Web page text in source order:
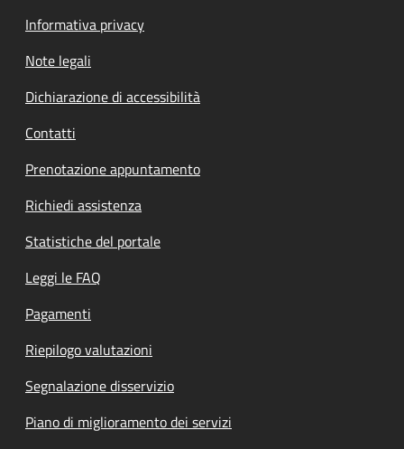
Informativa privacy
Note legali
Dichiarazione di accessibilità
Contatti
Prenotazione appuntamento
Richiedi assistenza
Statistiche del portale
Leggi le FAQ
Pagamenti
Riepilogo valutazioni
Segnalazione disservizio
Piano di miglioramento dei servizi